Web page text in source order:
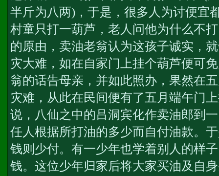
半斤为八两)，于是，很多人为讨便宜
村童只打一葫芦，老人问他为什么不
的原由，卖油老翁认为这孩子诚实，
灾大难，如在自家门上挂个葫芦便可
翁的话告母亲，并如此照办，果然在
灾难，从此在民间便有了五月端午门
说，八仙之中的吕洞宾化作卖油郎到
任人根据所打油的多少而自付油款。
钱则少付。有一少年也学着别人的样
钱。这位少年归家后将大家买油及自